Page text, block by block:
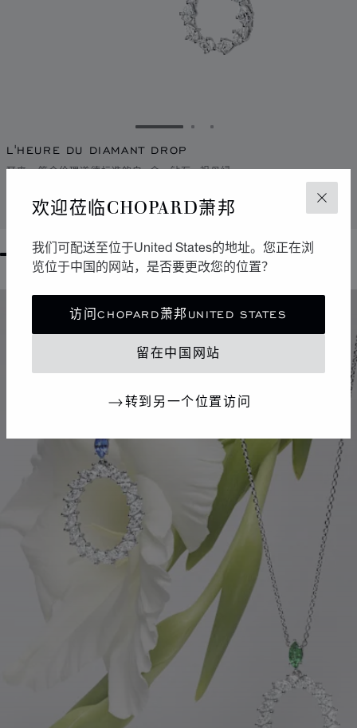
关闭
欢迎莅临CHOPARD萧邦
我们可配送至位于United States的地址。您正在浏
览位于中国的网站，是否要更改您的位置？
访问CHOPARD萧邦UNITED STATES
留在中国网站
转到另一个位置访问
转到幻灯片 1转到幻灯片 2
转到幻灯片 3
L'HEURE DU DIAMANT DROP
耳夹，符合伦理道德标准的白K金，钻石, 祖母绿
联系我们
GO TO SLIDE 1
GO TO SLIDE 2
GO TO SLIDE 3
GO TO SLIDE 4
GO TO SLIDE 5
GO TO SLIDE 6
GO TO SLIDE 7
GO TO SLIDE 8